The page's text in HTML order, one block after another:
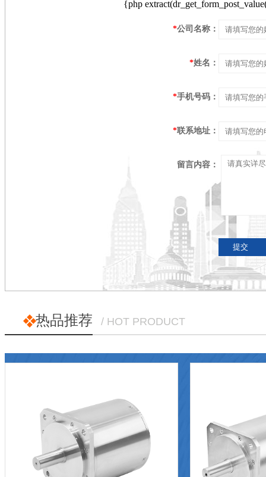
{php
*公司名称：
*姓名：
*手机号码：
*联系地址：
留言内容：
热品推荐 / HOT PRODUCT